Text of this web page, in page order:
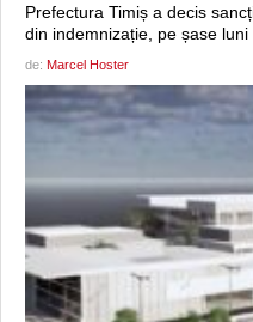
Prefectura Timiș a decis
din indemnizație, pe șase luni
de: Marcel Hoster